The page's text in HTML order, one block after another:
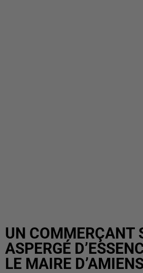
UN COMMERÇANT
ASPERGÉ
LE MAIRE